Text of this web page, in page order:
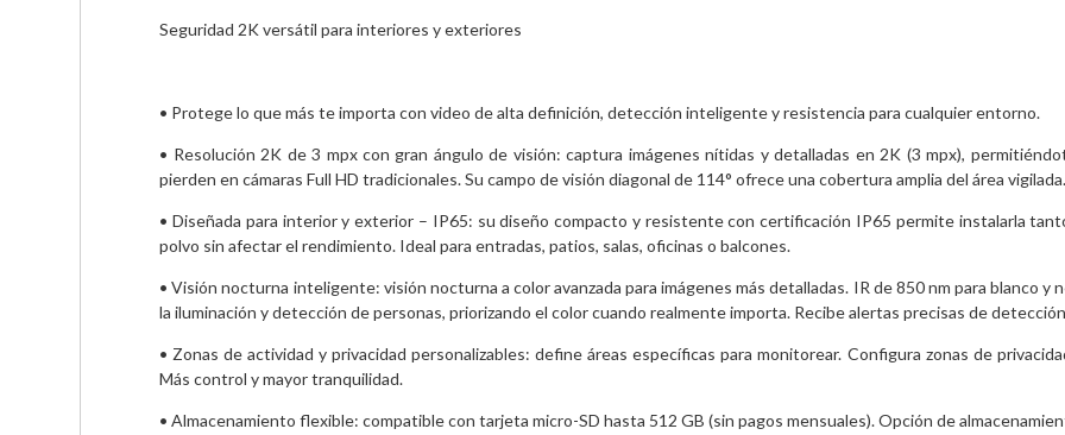
Seguridad 2K versátil para interiores y exteriores
• Protege lo que más te importa con video de alta definición, detección inteligente y resistencia para cualquier entorno.
• Resolución 2K de 3 mpx con gran ángulo de visión: captura imágenes nítidas y detalladas en 2K (3 mpx),
pierden en cámaras Full HD tradicionales. Su campo de visión diagonal de 114° ofrece una cobertura amplia del área
• Diseñada para interior y exterior – IP65: su diseño compacto y resistente con certificación IP65 permite instalarla
polvo sin afectar el rendimiento. Ideal para entradas, patios, salas, oficinas o balcones.
• Visión nocturna inteligente: visión nocturna a color avanzada para imágenes más detalladas. IR de 850 nm para blanco
la iluminación y detección de personas, priorizando el color cuando realmente importa. Recibe alertas precisas de
• Zonas de actividad y privacidad personalizables: define áreas específicas para monitorear. Configura zonas de
Más control y mayor tranquilidad.
• Almacenamiento flexible: compatible con tarjeta micro-SD hasta 512 GB (sin pagos mensuales). Opción de